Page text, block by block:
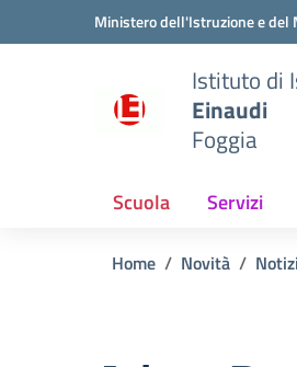
Vai ai contenuti
Vai al menu di navigazioneMinistero dell'Istruzione e del
Istituto di
Einaudi
Foggia
Scuola Servizi
Home Novità